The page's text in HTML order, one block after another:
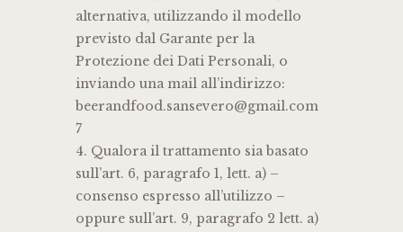
alternativa, utilizzando il modello
previsto dal Garante per la
Protezione dei Dati Personali, o
inviando una mail all’indirizzo:
beerandfood.sansevero@gmail.com
7
4. Qualora il trattamento sia basato
sull’art. 6, paragrafo 1, lett. a) –
consenso espresso all’utilizzo –
oppure sull’art. 9, paragrafo 2 lett. a)